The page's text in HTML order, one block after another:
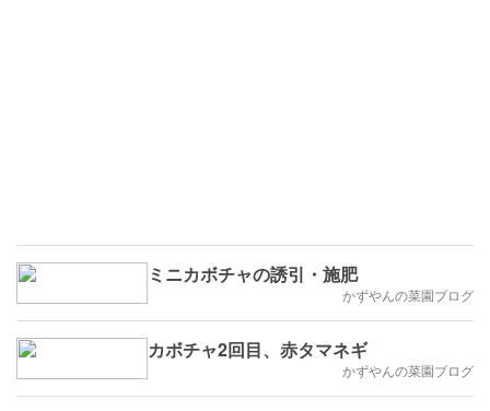
ミニカボチャの誘引・施肥
かずやんの菜園ブログ
カボチャ2回目、赤タマネギ
かずやんの菜園ブログ